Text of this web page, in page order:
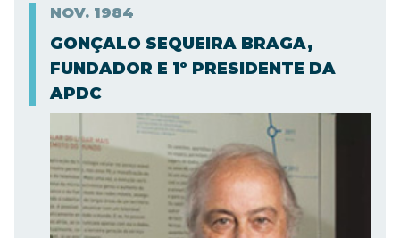
NOV. 1984
GONÇALO SEQUEIRA BRAGA,
FUNDADOR E 1º PRESIDENTE DA
APDC